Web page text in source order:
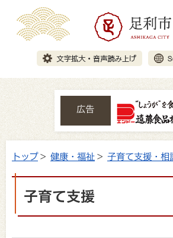
広告
トップ> 健康・福祉 > 子育て支援・相
子育て支援